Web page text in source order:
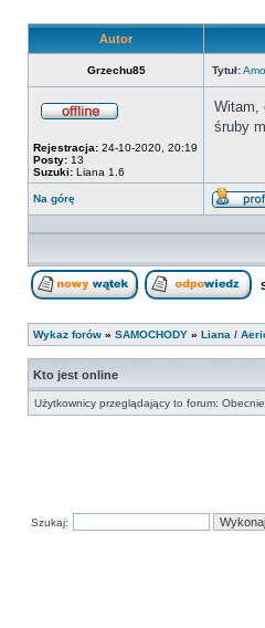
Autor
Grzechu85 Tytuł:
Rejestracja: 24-10-2020, 20:19
Posty: 13
Suzuki: Liana 1.6
Witam,
śruby
Na górę
Wykaz forów » SAMOCHODY » Liana /
Kto jest online
Użytkownicy przeglądający to forum:
Szukaj: